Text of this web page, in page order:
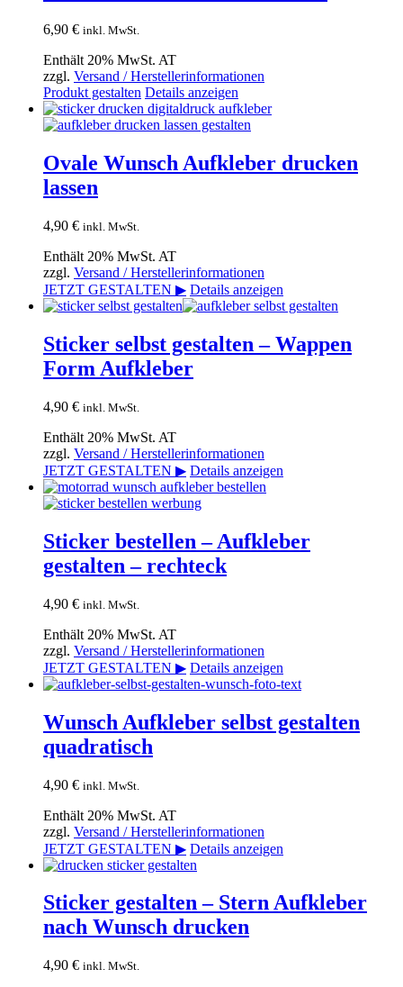
6,90 € inkl. MwSt.
Enthält 20% MwSt. AT
zzgl. Versand / Herstellerinformationen
Produkt gestalten Details anzeigen
Ovale Wunsch Aufkleber drucken
lassen
4,90 € inkl. MwSt.
Enthält 20% MwSt. AT
zzgl. Versand / Herstellerinformationen
JETZT GESTALTEN ▶ Details anzeigen
Sticker selbst gestalten – Wappen
Form Aufkleber
4,90 € inkl. MwSt.
Enthält 20% MwSt. AT
zzgl. Versand / Herstellerinformationen
JETZT GESTALTEN ▶ Details anzeigen
Sticker bestellen – Aufkleber
gestalten – rechteck
4,90 € inkl. MwSt.
Enthält 20% MwSt. AT
zzgl. Versand / Herstellerinformationen
JETZT GESTALTEN ▶ Details anzeigen
Wunsch Aufkleber selbst gestalten
quadratisch
4,90 € inkl. MwSt.
Enthält 20% MwSt. AT
zzgl. Versand / Herstellerinformationen
JETZT GESTALTEN ▶ Details anzeigen
Sticker gestalten – Stern Aufkleber
nach Wunsch drucken
4,90 € inkl. MwSt.